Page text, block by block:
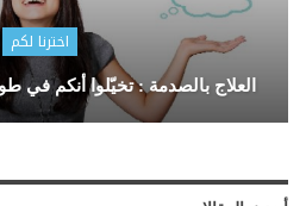
اخترنا لكم
العلاج بالصدمة : تخيّلوا أنكم